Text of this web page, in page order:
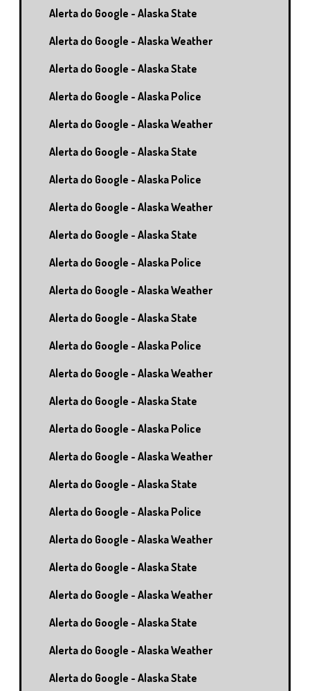
Alerta do Google - Alaska State
Alerta do Google - Alaska Weather
Alerta do Google - Alaska State
Alerta do Google - Alaska Police
Alerta do Google - Alaska Weather
Alerta do Google - Alaska State
Alerta do Google - Alaska Police
Alerta do Google - Alaska Weather
Alerta do Google - Alaska State
Alerta do Google - Alaska Police
Alerta do Google - Alaska Weather
Alerta do Google - Alaska State
Alerta do Google - Alaska Police
Alerta do Google - Alaska Weather
Alerta do Google - Alaska State
Alerta do Google - Alaska Police
Alerta do Google - Alaska Weather
Alerta do Google - Alaska State
Alerta do Google - Alaska Police
Alerta do Google - Alaska Weather
Alerta do Google - Alaska State
Alerta do Google - Alaska Weather
Alerta do Google - Alaska State
Alerta do Google - Alaska Weather
Alerta do Google - Alaska State